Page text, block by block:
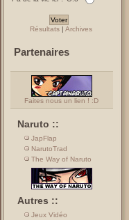
Résultats| Archives
Partenaires
Faites nous un lien ! :D
Naruto ::
JapFlap
NarutoTrad
The Way of Naruto
Autres ::
Jeux Vidéo